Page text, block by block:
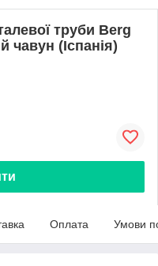
труби Berg
чавун (Іспанія)
Оплата Умови